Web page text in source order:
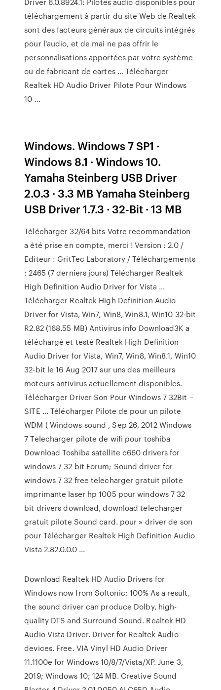
téléchargement à partir du site Web de Realtek
sont des facteurs généraux de circuits intégrés
pour l'audio, et de mai ne pas offrir le
personnalisations apportées par votre système
ou de fabricant de cartes … Télécharger
Realtek HD Audio Driver Pilote Pour Windows
10 ...
Windows. Windows 7 SP1 ·
Windows 8.1 · Windows 10.
Yamaha Steinberg USB Driver
2.0.3 · 3.3 MB Yamaha Steinberg
USB Driver 1.7.3 · 32-Bit · 13 MB
Télécharger 32/64 bits Votre recommandation
a été prise en compte, merci ! Version : 2.0 /
Editeur : GritTec Laboratory / Téléchargements
: 2465 (7 derniers jours) Télécharger Realtek
High Definition Audio Driver for Vista ...
Télécharger Realtek High Definition Audio
Driver for Vista, Win7, Win8, Win8.1, Win10 32-bit
R2.82 (168.55 MB) Antivirus info Download3K a
téléchargé et testé Realtek High Definition
Audio Driver for Vista, Win7, Win8, Win8.1, Win10
32-bit le 16 Aug 2017 sur uns des meilleurs
moteurs antivirus actuellement disponibles.
Télécharger Driver Son Pour Windows 7 32Bit –
SITE ... Télécharger Pilote de pour un pilote
WDM ( Windows sound , Sep 26, 2012 Windows
7 Telecharger pilote de wifi pour toshiba
Download Toshiba satellite c660 drivers for
windows 7 32 bit Forum; Sound driver for
windows 7 32 free telecharger gratuit pilote
imprimante laser hp 1005 pour windows 7 32
bit drivers download, download telecharger
gratuit pilote Sound card. pour » driver de son
pour Télécharger Realtek High Definition Audio
Vista 2.82.0.0.0 ...
Download Realtek HD Audio Drivers for
Windows now from Softonic: 100% As a result,
the sound driver can produce Dolby, high-
quality DTS and Surround Sound. Realtek HD
Audio Vista Driver. Driver for Realtek Audio
devices. Free. VIA Vinyl HD Audio Driver
11.1100e for Windows 10/8/7/Vista/XP. June 3,
2019; Windows 10; 124 MB. Creative Sound